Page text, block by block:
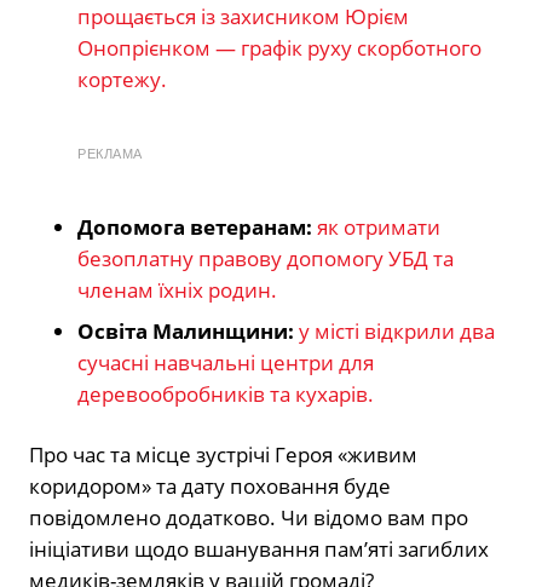
прощається із захисником Юрієм
Онопрієнком — графік руху скорботного
кортежу.
РЕКЛАМА
Допомога ветеранам: як отримати
безоплатну правову допомогу УБД та
членам їхніх родин.
Освіта Малинщини: у місті відкрили два
сучасні навчальні центри для
деревообробників та кухарів.
Про час та місце зустрічі Героя «живим
коридором» та дату поховання буде
повідомлено додатково. Чи відомо вам про
ініціативи щодо вшанування пам’яті загиблих
медиків-земляків у вашій громаді?